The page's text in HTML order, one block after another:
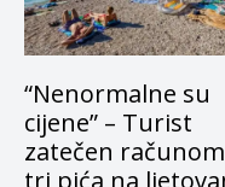
“Nenormalne su
cijene” – Turist
zatečen